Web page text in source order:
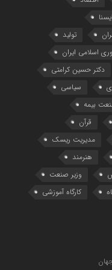
ایسنا
تولید
اسلامی ایران
دکتر حسین کرامتی
سیاسی
بیمه
قرآن
مدیریت ریسک
هنرمند
وزیر صنعت
کارگاه آموزشی